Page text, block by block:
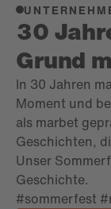
30
Grund
In 30 Jahren
Moment und
als marbet
Geschichten,
Unser
Geschichte.
#sommerfest